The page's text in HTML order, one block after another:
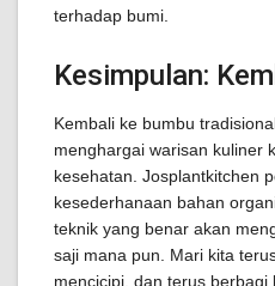
terhadap bumi.
Kesimpulan:
Kembali ke bumbu
menghargai warisan kuliner
kesehatan. Josplantkitchen
kesederhanaan bahan
teknik yang benar akan
saji mana pun. Mari kita
mencicipi, dan terus berbagi